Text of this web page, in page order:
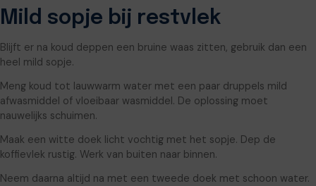
Mild sopje bij restvlek
Blijft er na koud deppen een bruine waas zitten, gebruik dan een
heel mild sopje.
Meng koud tot lauwwarm water met een paar druppels mild
afwasmiddel of vloeibaar wasmiddel. De oplossing moet
nauwelijks schuimen.
Maak een witte doek licht vochtig met het sopje. Dep de
koffievlek rustig. Werk van buiten naar binnen.
Neem daarna altijd na met een tweede doek met schoon water.